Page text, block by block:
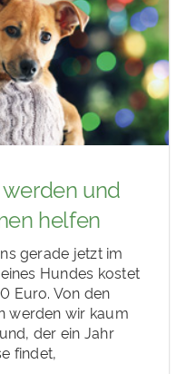
und
helfen
gerade jetzt im
Hundes kostet
Euro. Von den
werden wir kaum
der ein Jahr
findet,